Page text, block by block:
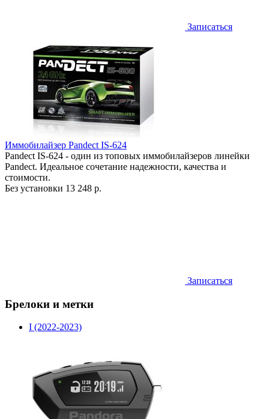
Записаться
Иммобилайзер Pandect IS-624
Pandect IS-624 - один из топовых иммобилайзеров линейки
Pandect. Идеальное сочетание надежности, качества и
стоимости.
Без установки 13 248 р.
Записаться
Брелоки и метки
I (2022-2023)